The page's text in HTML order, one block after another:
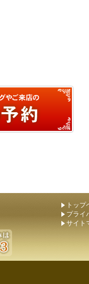
トップ
プライ
サイト